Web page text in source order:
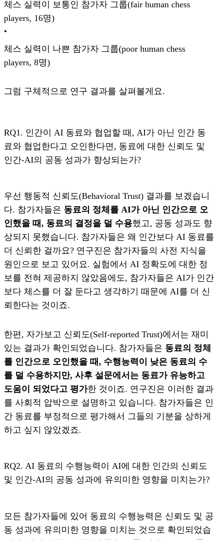
체스 실력이 보통인 참가자 그룹(fair human chess
players, 16명)
•
체스 실력이 나쁜 참가자 그룹(poor human chess
players, 8명)
그럼 구체적으로 연구 결과를 살펴볼게요.
RQ1. 인간이 AI 동료와 협업할 때, AI가 아닌 인간 동
료와 협업한다고 오인한다면, 동료에 대한 신뢰도 및
인간-AI의 공동 성과가 향상되는가?
우선 행동적 신뢰도(Behavioral Trust) 결과를 보겠습니
다. 참가자들은 동료의 정체를 AI가 아닌 인간으로 오
인했을 때, 동료의 결정을 덜 수용했고, 공동 성과도 향
상되지 못했습니다. 참가자들은 왜 인간보다 AI 동료를
더 신뢰한 걸까요? 연구진은 참가자들의 사전 지식을
원인으로 보고 있어요. 실험에서 AI 정확도에 대한 정
보를 전혀 제공하지 않았음에도, 참가자들은 AI가 인간
보다 체스를 더 잘 둔다고 생각하기 때문에 AI를 더 신
뢰한다는 것이죠.
한편, 자가보고 신뢰도(Self-reported Trust)에서는 재미
있는 결과가 확인되었습니다. 참가자들은 동료의 정체
를 인간으로 오인했을 때, 수행능력이 낮은 동료의 수
를 덜 수용하지만, 사후 설문에서는 동료가 유능하고
도움이 되었다고 평가한 것이죠. 연구진은 이러한 결과
를 사회적 압박으로 설명하고 있습니다. 참가자들은 인
간 동료를 부정적으로 평가해서 그들의 기분을 상하게
하고 싶지 않았겠죠.
RQ2. AI 동료의 수행능력이 AI에 대한 인간의 신뢰도
및 인간-AI의 공동 성과에 유의미한 영향을 미치는가?
모든 참가자들에 있어 동료의 수행능력은 신뢰도 및 공
동 성과에 유의미한 영향을 미치는 것으로 확인되었습